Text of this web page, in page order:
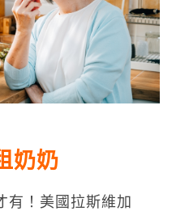
奶奶
有！美國拉斯維加